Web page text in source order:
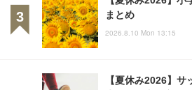
まとめ
2026.8.10 Mon 13:15
【夏休み2026】